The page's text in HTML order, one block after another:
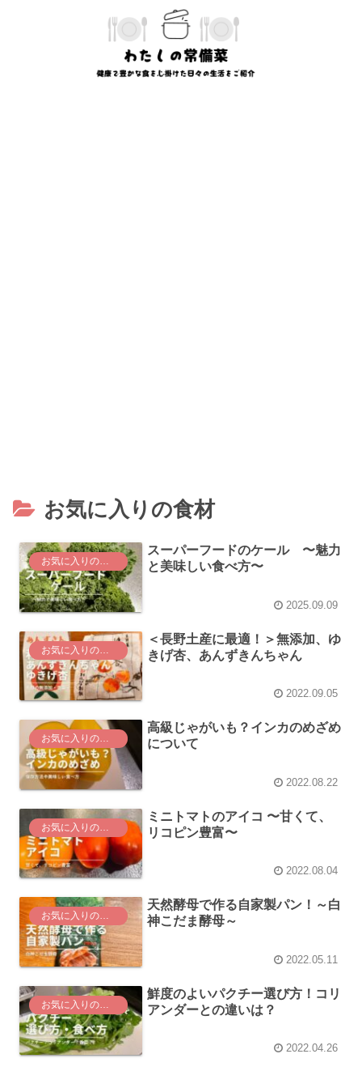
お気に入りの食材
お気に入りの食材
スーパーフードのケール 〜魅力
と美味しい食べ方〜
2025.09.09
お気に入りの食材
＜長野土産に最適！＞無添加、ゆ
きげ杏、あんずきんちゃん
2022.09.05
お気に入りの食材
高級じゃがいも？インカのめざめ
について
2022.08.22
お気に入りの食材
ミニトマトのアイコ 〜甘くて、
リコピン豊富〜
2022.08.04
お気に入りの食材
天然酵母で作る自家製パン！～白
神こだま酵母～
2022.05.11
お気に入りの食材
鮮度のよいパクチー選び方！コリ
アンダーとの違いは？
2022.04.26